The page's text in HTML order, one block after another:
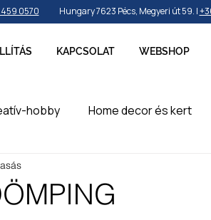
459 0570 Hungary 7623 Pécs, Megyeri út 59. |
KAPCSOLAT WEBSHOP
hobby Home decor és kert
és alkalmak